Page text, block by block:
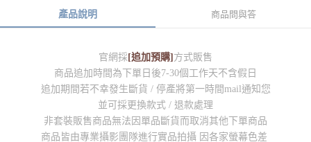
產品說明 商品問與答
官網採[追加預購]方式販售
商品追加時間為下單日後7-30個工作天不含假日
追加期間若不幸發生斷貨 / 停產將第一時間mail通知您
並可採更換款式 / 退款處理
非套裝販售商品無法因單品斷貨而取消其他下單商品
商品皆由專業攝影團隊進行實品拍攝 因各家螢幕色差